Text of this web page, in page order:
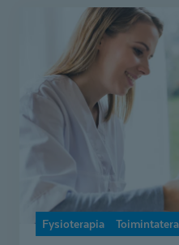
Kotitalousvähennystä
fysio-
ja
toimintaterapiasta
Fysioterapia